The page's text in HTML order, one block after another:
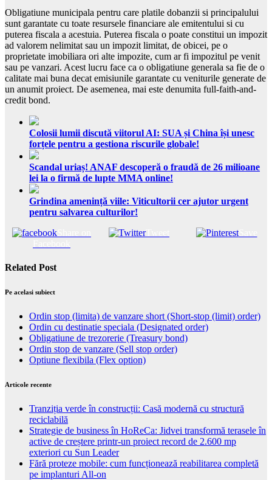
Obligatiune municipala pentru care platile dobanzii si principalului
sunt garantate cu toate resursele financiare ale emitentului si cu
puterea fiscala a acestuia. Puterea fiscala o poate constitui un impozit
ad valorem nelimitat sau un impozit limitat, de obicei, pe o
proprietate imobiliara ori alte impozite, cum ar fi impozitul pe venit
sau pe vanzari. Acest lucru face ca o obligatiune generala sa fie de o
calitate mai buna decat emisiunile garantate cu veniturile generate de
un anumit proiect. De asemenea, mai este denumita full-faith-and-
credit bond.
Colosii lumii discută viitorul AI: SUA și China își unesc
forțele pentru a gestiona riscurile globale!
Scandal uriaș! ANAF descoperă o fraudă de 26 milioane
lei la o firmă de lupte MMA online!
Grindina amenință viile: Viticultorii cer ajutor urgent
pentru salvarea culturilor!
Tweet Save
Related Post
Pe acelasi subiect
Ordin stop (limita) de vanzare short (Short-stop (limit) order)
Ordin cu destinatie speciala (Designated order)
Obligatiune de trezorerie (Treasury bond)
Ordin stop de vanzare (Sell stop order)
Optiune flexibila (Flex option)
Articole recente
Tranziția verde în construcții: Casă modernă cu structură
reciclabilă
Strategie de business în HoReCa: Jidvei transformă terasele în
active de creștere printr-un proiect record de 2.600 mp
exteriori cu Sun Leader
Fără proteze mobile: cum funcționează reabilitarea completă
pe implanturi All-on